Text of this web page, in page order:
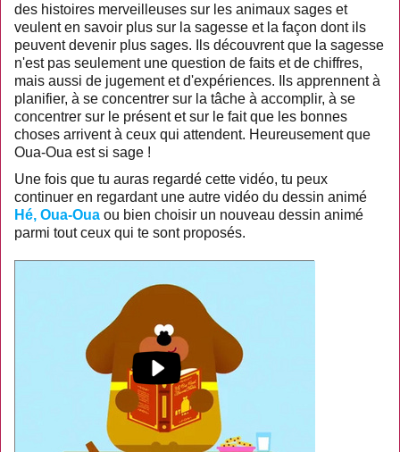
des histoires merveilleuses sur les animaux sages et
veulent en savoir plus sur la sagesse et la façon dont ils
peuvent devenir plus sages. Ils découvrent que la sagesse
n'est pas seulement une question de faits et de chiffres,
mais aussi de jugement et d'expériences. Ils apprennent à
planifier, à se concentrer sur la tâche à accomplir, à se
concentrer sur le présent et sur le fait que les bonnes
choses arrivent à ceux qui attendent. Heureusement que
Oua-Oua est si sage !
Une fois que tu auras regardé cette vidéo, tu peux
continuer en regardant une autre vidéo du dessin animé
Hé, Oua-Oua ou bien choisir un nouveau dessin animé
parmi tout ceux qui te sont proposés.